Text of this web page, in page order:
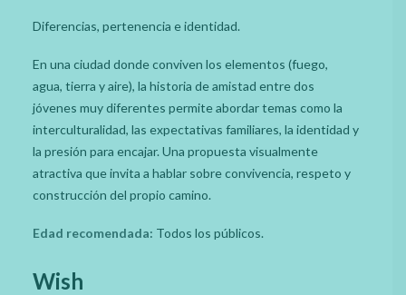
Diferencias, pertenencia e identidad.
En una ciudad donde conviven los elementos (fuego,
agua, tierra y aire), la historia de amistad entre dos
jóvenes muy diferentes permite abordar temas como la
interculturalidad, las expectativas familiares, la identidad y
la presión para encajar. Una propuesta visualmente
atractiva que invita a hablar sobre convivencia, respeto y
construcción del propio camino.
Edad recomendada: Todos los públicos.
Wish